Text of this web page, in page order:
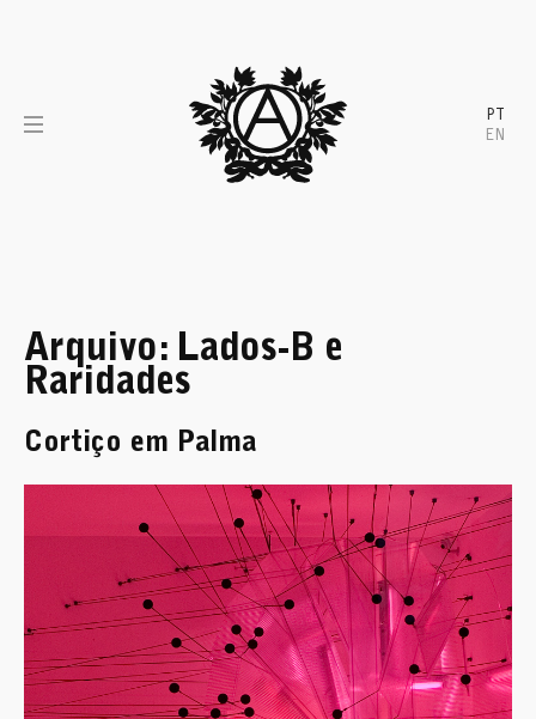
PT
EN
Arquivo: Lados-B e
Raridades
Cortiço em Palma